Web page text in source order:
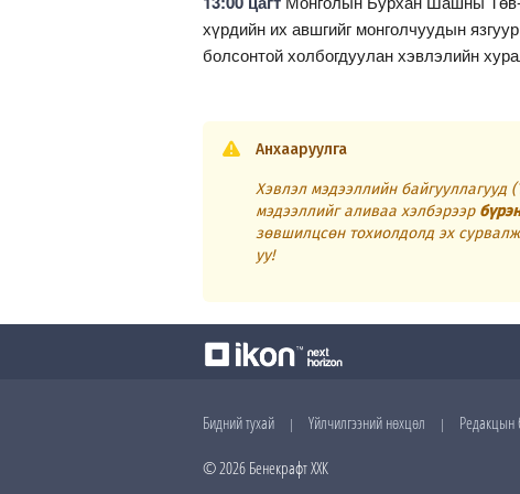
хүрдийн их авшгийг монголчуудын
болсонтой холбогдуулан хэвлэлийн
Анхааруулга
Хэвлэл мэдээллийн байгууллагууд
мэдээллийг аливаа хэлбэрээр
зөвшилцсөн тохиолдолд эх
уу!
Бидний тухай | Үйлчилгээний нөхцөл | Редакцын
© 2026 Бенекрафт ХХК